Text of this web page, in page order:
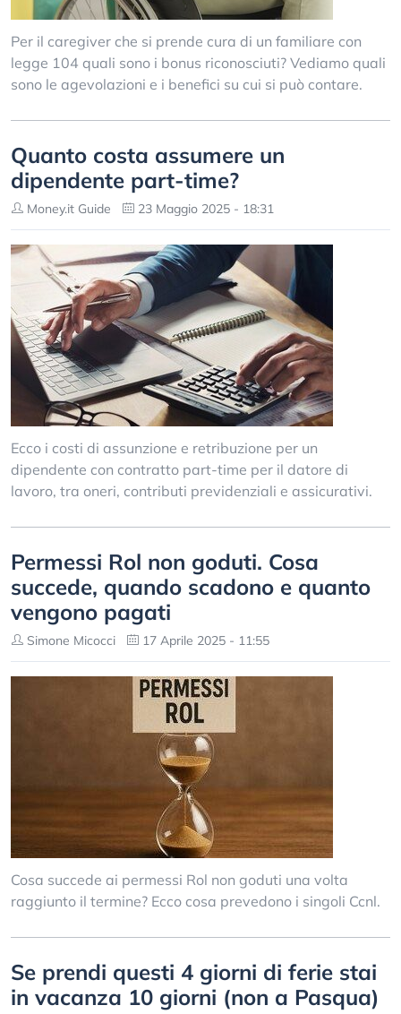
Per il caregiver che si prende cura di un familiare con
legge 104 quali sono i bonus riconosciuti? Vediamo quali
sono le agevolazioni e i benefici su cui si può contare.
Quanto costa assumere un
dipendente part-time?
Money.it Guide 23 Maggio 2025 - 18:31
Ecco i costi di assunzione e retribuzione per un
dipendente con contratto part-time per il datore di
lavoro, tra oneri, contributi previdenziali e assicurativi.
Permessi Rol non goduti. Cosa
succede, quando scadono e quanto
vengono pagati
Simone Micocci 17 Aprile 2025 - 11:55
Cosa succede ai permessi Rol non goduti una volta
raggiunto il termine? Ecco cosa prevedono i singoli Ccnl.
Se prendi questi 4 giorni di ferie stai
in vacanza 10 giorni (non a Pasqua)